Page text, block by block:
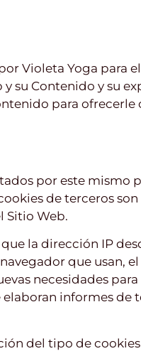
Violeta Yoga para
su Contenido y su
para ofrecerle
por este mismo
de terceros
Sitio Web.
la dirección IP
que usan,
necesidades
informes de
del tipo de cookies